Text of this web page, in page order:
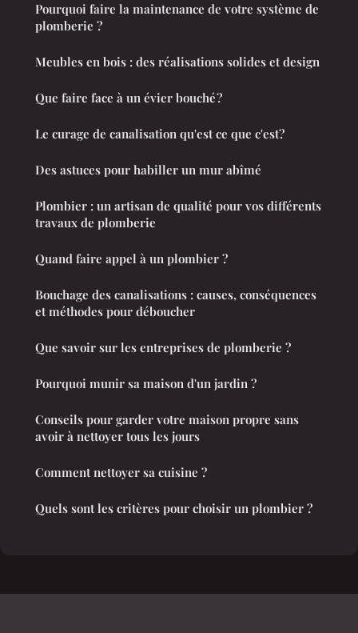
Pourquoi faire la maintenance de votre système de
plomberie ?
Meubles en bois : des réalisations solides et design
Que faire face à un évier bouché ?
Le curage de canalisation qu'est ce que c'est?
Des astuces pour habiller un mur abîmé
Plombier : un artisan de qualité pour vos différents
travaux de plomberie
Quand faire appel à un plombier ?
Bouchage des canalisations : causes, conséquences
et méthodes pour déboucher
Que savoir sur les entreprises de plomberie ?
Pourquoi munir sa maison d'un jardin ?
Conseils pour garder votre maison propre sans
avoir à nettoyer tous les jours
Comment nettoyer sa cuisine ?
Quels sont les critères pour choisir un plombier ?